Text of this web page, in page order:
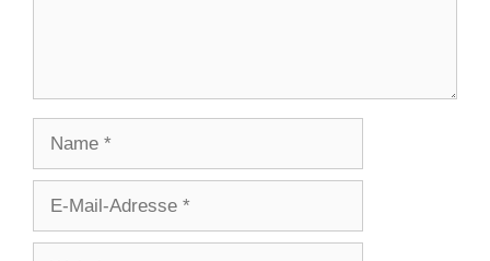
Adresse